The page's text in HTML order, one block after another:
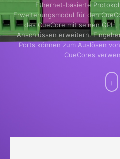
Ethernet-basierte
Erweiterungsmodul für den
des CueCore mit seinen GPI-,
Anschlüssen erweitern.
Ports können zum Auslösen
CueCores